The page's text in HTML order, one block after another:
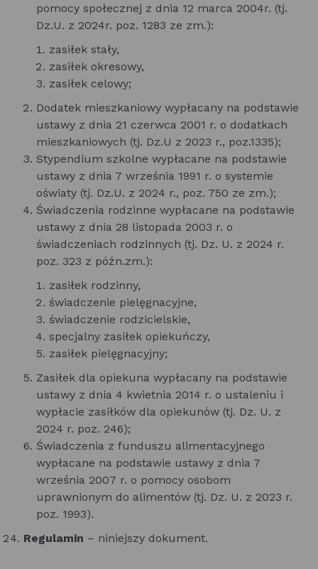
pomocy społecznej z dnia 12 marca 2004r. (tj.
Dz.U. z 2024r. poz. 1283 ze zm.):
zasiłek stały,
zasiłek okresowy,
zasiłek celowy;
Dodatek mieszkaniowy wypłacany na podstawie
ustawy z dnia 21 czerwca 2001 r. o dodatkach
mieszkaniowych (tj. Dz.U z 2023 r., poz.1335);
Stypendium szkolne wypłacane na podstawie
ustawy z dnia 7 września 1991 r. o systemie
oświaty (tj. Dz.U. z 2024 r., poz. 750 ze zm.);
Świadczenia rodzinne wypłacane na podstawie
ustawy z dnia 28 listopada 2003 r. o
świadczeniach rodzinnych (tj. Dz. U. z 2024 r.
poz. 323 z późn.zm.):
zasiłek rodzinny,
świadczenie pielęgnacyjne,
świadczenie rodzicielskie,
specjalny zasiłek opiekuńczy,
zasiłek pielęgnacyjny;
Zasiłek dla opiekuna wypłacany na podstawie
ustawy z dnia 4 kwietnia 2014 r. o ustaleniu i
wypłacie zasiłków dla opiekunów (tj. Dz. U. z
2024 r. poz. 246);
Świadczenia z funduszu alimentacyjnego
wypłacane na podstawie ustawy z dnia 7
września 2007 r. o pomocy osobom
uprawnionym do alimentów (tj. Dz. U. z 2023 r.
poz. 1993).
Regulamin – niniejszy dokument.